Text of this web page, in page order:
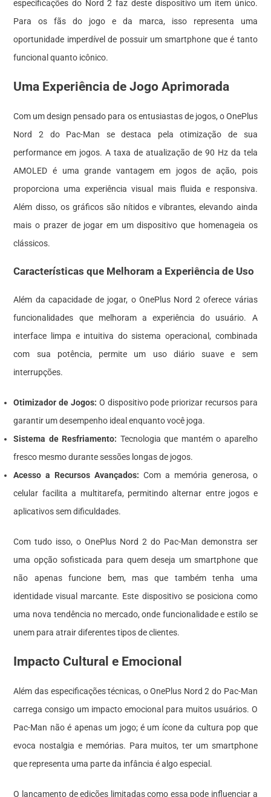
especificações do Nord 2 faz deste dispositivo um item único.
Para os fãs do jogo e da marca, isso representa uma
oportunidade imperdível de possuir um smartphone que é tanto
funcional quanto icônico.
Uma Experiência de Jogo Aprimorada
Com um design pensado para os entusiastas de jogos, o OnePlus
Nord 2 do Pac-Man se destaca pela otimização de sua
performance em jogos. A taxa de atualização de 90 Hz da tela
AMOLED é uma grande vantagem em jogos de ação, pois
proporciona uma experiência visual mais fluida e responsiva.
Além disso, os gráficos são nítidos e vibrantes, elevando ainda
mais o prazer de jogar em um dispositivo que homenageia os
clássicos.
Características que Melhoram a Experiência de Uso
Além da capacidade de jogar, o OnePlus Nord 2 oferece várias
funcionalidades que melhoram a experiência do usuário. A
interface limpa e intuitiva do sistema operacional, combinada
com sua potência, permite um uso diário suave e sem
interrupções.
Otimizador de Jogos: O dispositivo pode priorizar recursos para
garantir um desempenho ideal enquanto você joga.
Sistema de Resfriamento: Tecnologia que mantém o aparelho
fresco mesmo durante sessões longas de jogos.
Acesso a Recursos Avançados: Com a memória generosa, o
celular facilita a multitarefa, permitindo alternar entre jogos e
aplicativos sem dificuldades.
Com tudo isso, o OnePlus Nord 2 do Pac-Man demonstra ser
uma opção sofisticada para quem deseja um smartphone que
não apenas funcione bem, mas que também tenha uma
identidade visual marcante. Este dispositivo se posiciona como
uma nova tendência no mercado, onde funcionalidade e estilo se
unem para atrair diferentes tipos de clientes.
Impacto Cultural e Emocional
Além das especificações técnicas, o OnePlus Nord 2 do Pac-Man
carrega consigo um impacto emocional para muitos usuários. O
Pac-Man não é apenas um jogo; é um ícone da cultura pop que
evoca nostalgia e memórias. Para muitos, ter um smartphone
que representa uma parte da infância é algo especial.
O lançamento de edições limitadas como essa pode influenciar a